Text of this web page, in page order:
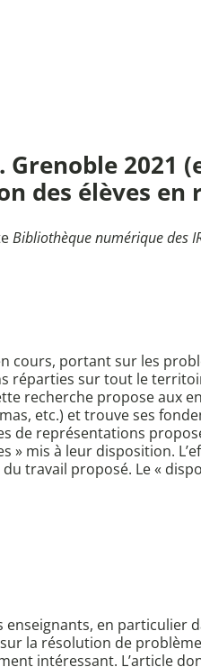
Grenoble
des élèves en
Bibliothèque numérique des
cours, portant sur les
sur tout le
recherche propose
etc.) et trouve ses
de représentations
» mis à leur disposition.
travail proposé. Le «
en particulier
la résolution de
intéressant. L’article